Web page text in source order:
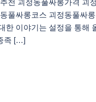
천 괴정동풀싸롱가격 괴
풀싸롱코스 괴정동풀싸
한 이야기는 설정을 통해
족 […]